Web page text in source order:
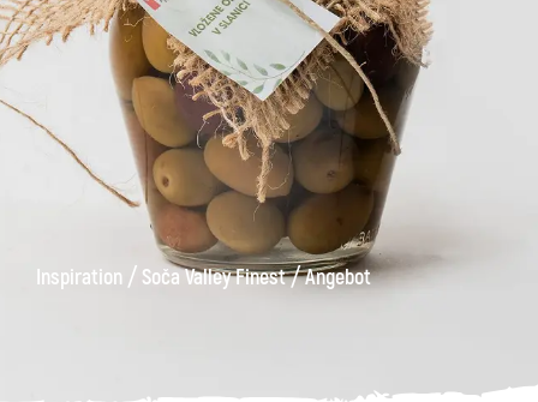
Inspiration / Soča Valley Finest/Angebot
Kanin Wanderwege
RIVER PASS JULIANA TRAIL
ALPE ADRIA TRAIL